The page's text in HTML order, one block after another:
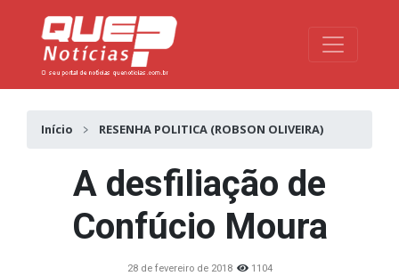
Toggle
Início RESENHA POLITICA (ROBSON OLIVEIRA)
A desfiliação de
Confúcio Moura
28 de fevereiro de 2018 1104